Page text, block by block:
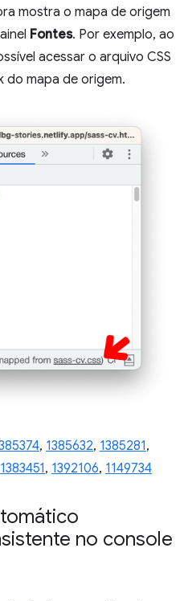
mostra o mapa de origem
Fontes. Por exemplo, ao
acessar o arquivo CSS
do mapa de origem.
, 1385632, 1385281,
1383451, 1392106, 1149734
no console